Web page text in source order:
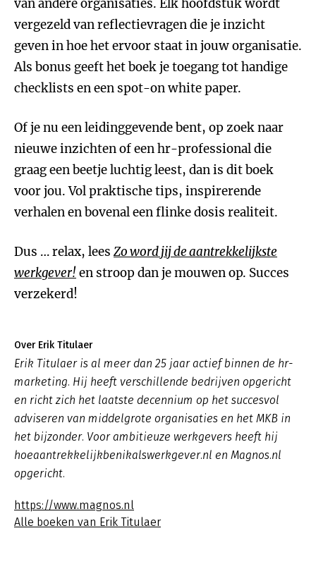
van andere organisaties. Elk hoofdstuk wordt
vergezeld van reflectievragen die je inzicht
geven in hoe het ervoor staat in jouw organisatie.
Als bonus geeft het boek je toegang tot handige
checklists en een spot-on white paper.
Of je nu een leidinggevende bent, op zoek naar
nieuwe inzichten of een hr-professional die
graag een beetje luchtig leest, dan is dit boek
voor jou. Vol praktische tips, inspirerende
verhalen en bovenal een flinke dosis realiteit.
Dus … relax, lees Zo word jij de aantrekkelijkste
werkgever! en stroop dan je mouwen op. Succes
verzekerd!
Over Erik Titulaer
Erik Titulaer is al meer dan 25 jaar actief binnen de hr-
marketing. Hij heeft verschillende bedrijven opgericht
en richt zich het laatste decennium op het succesvol
adviseren van middelgrote organisaties en het MKB in
het bijzonder. Voor ambitieuze werkgevers heeft hij
hoeaantrekkelijkbenikalswerkgever.nl en Magnos.nl
opgericht.
https://www.magnos.nl
Alle boeken van Erik Titulaer